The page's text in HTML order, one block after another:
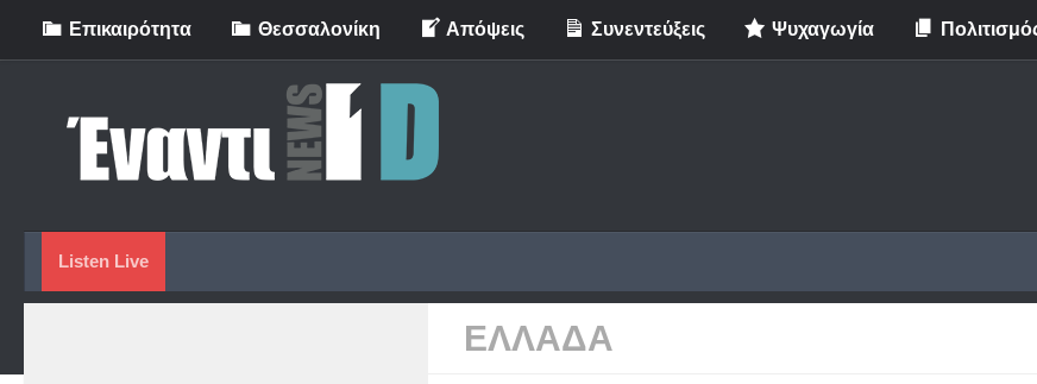
Skip to content
Eπικαιρότητα Θεσσαλονίκη Απόψεις Συνεντεύξεις Ψυχαγωγία
Listen Live
ΕΛΛΑΔΑ